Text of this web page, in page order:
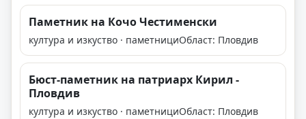
Паметник на Кочо Честименски
култура и изкуство · паметнициОбласт: Пловдив
Бюст-паметник на патриарх Кирил -
Пловдив
култура и изкуство · паметнициОбласт: Пловдив